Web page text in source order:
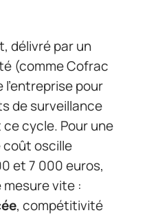
délivré par un
(comme Cofrac
pour
de surveillance
cycle. Pour une
oscille
et 7 000 euros,
vite :
, compétitivité